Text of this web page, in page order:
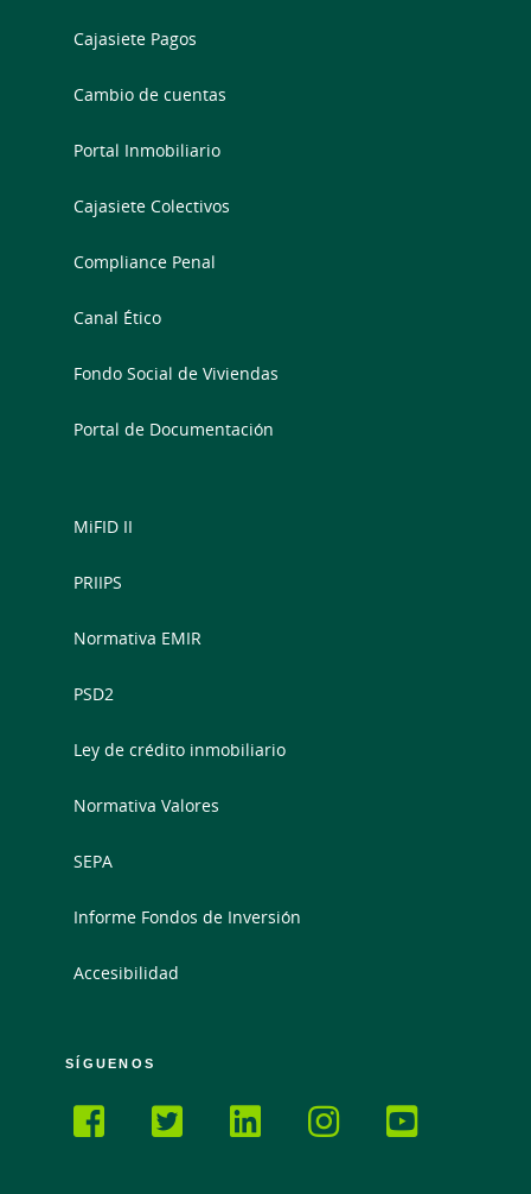
Cajasiete Pagos
Cambio de cuentas
Portal Inmobiliario
Cajasiete Colectivos
Compliance Penal
Canal Ético
Fondo Social de Viviendas
Portal de Documentación
MiFID II
PRIIPS
Normativa EMIR
PSD2
Ley de crédito inmobiliario
Normativa Valores
SEPA
Informe Fondos de Inversión
Accesibilidad
SÍGUENOS